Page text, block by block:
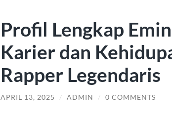
Profil Lengkap
Karier dan
Rapper Legendaris
APRIL 13, 2025 / ADMIN / 0 COMMENTS